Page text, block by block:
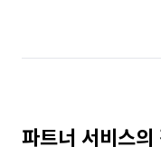
파트너 서비스의